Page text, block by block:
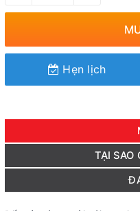
Hẹn lịch
TẠI SAO